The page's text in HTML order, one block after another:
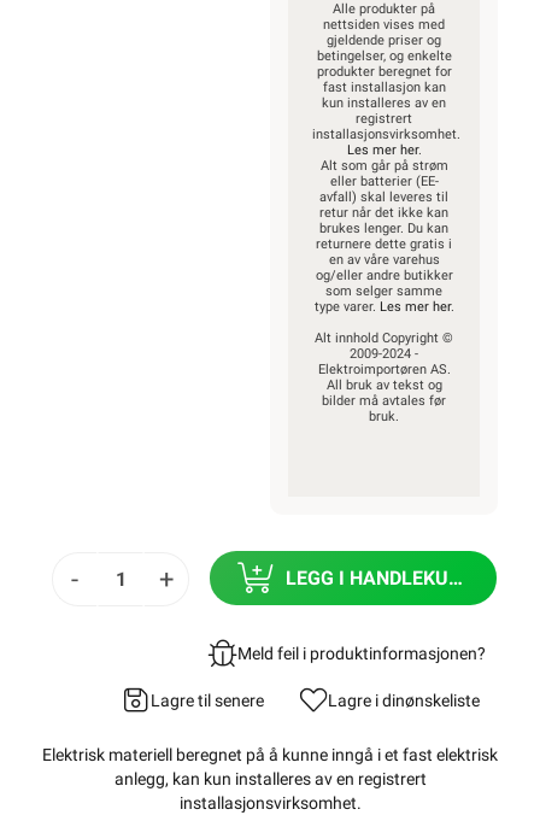
Alle produkter på
nettsiden vises med
gjeldende priser og
betingelser, og enkelte
produkter beregnet for
fast installasjon kan
kun installeres av en
registrert
installasjonsvirksomhet.
Les mer her.
Alt som går på strøm
eller batterier (EE-
avfall) skal leveres til
retur når det ikke kan
brukes lenger. Du kan
returnere dette gratis i
en av våre varehus
og/eller andre butikker
som selger samme
type varer. Les mer her.
Alt innhold Copyright ©
2009-2024 -
Elektroimportøren AS.
All bruk av tekst og
bilder må avtales før
bruk.
- + LEGG I HANDLEKURV
Meld feil i produktinformasjonen?
Lagre til senere Lagre i dinønskeliste
Elektrisk materiell beregnet på å kunne inngå i et fast elektrisk
anlegg, kan kun installeres av en registrert
installasjonsvirksomhet.